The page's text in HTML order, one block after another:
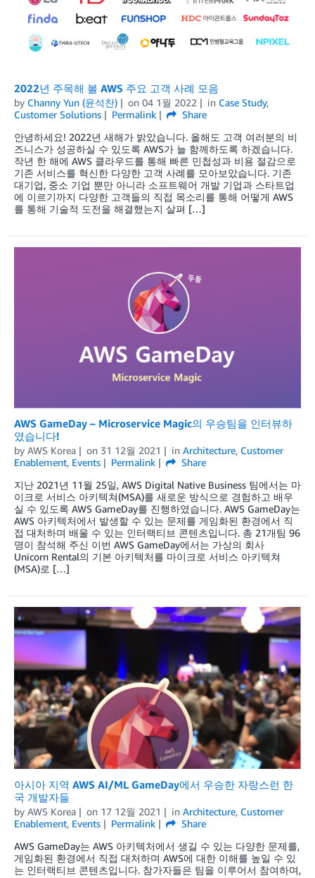
2022년 주목해 볼 AWS 주요 고객 사례 모음
by Channy Yun (윤석찬) on 04 1월 2022 in Case Study,
Customer Solutions
Permalink
Share
안녕하세요! 2022년 새해가 밝았습니다. 올해도 고객 여러분의 비
즈니스가 성공하실 수 있도록 AWS가 늘 함께하도록 하겠습니다.
작년 한 해에 AWS 클라우드를 통해 빠른 민첩성과 비용 절감으로
기존 서비스를 혁신한 다양한 고객 사례를 모아보았습니다. 기존
대기업, 중소 기업 뿐만 아니라 소프트웨어 개발 기업과 스타트업
에 이르기까지 다양한 고객들의 직접 목소리를 통해 어떻게 AWS
를 통해 기술적 도전을 해결했는지 살펴 […]
AWS GameDay – Microservice Magic의 우승팀을 인터뷰하
였습니다!
by AWS Korea on 31 12월 2021 in Architecture, Customer
Enablement, Events Permalink
Share
지난 2021년 11월 25일, AWS Digital Native Business 팀에서는 마
이크로 서비스 아키텍쳐(MSA)를 새로운 방식으로 경험하고 배우
실 수 있도록 AWS GameDay를 진행하였습니다. AWS GameDay는
AWS 아키텍처에서 발생할 수 있는 문제를 게임화된 환경에서 직
접 대처하며 배울 수 있는 인터랙티브 콘텐츠입니다. 총 21개팀 96
명이 참석해 주신 이번 AWS GameDay에서는 가상의 회사
Unicorn Rental의 기본 아키텍처를 마이크로 서비스 아키텍쳐
(MSA)로 […]
아시아 지역 AWS AI/ML GameDay에서 우승한 자랑스런 한
국 개발자들
by AWS Korea on 17 12월 2021 in Architecture, Customer
Enablement, Events Permalink
Share
AWS GameDay는 AWS 아키텍처에서 생길 수 있는 다양한 문제를,
게임화된 환경에서 직접 대처하며 AWS에 대한 이해를 높일 수 있
는 인터랙티브 콘텐츠입니다. 참가자들은 팀을 이루어서 참여하며,